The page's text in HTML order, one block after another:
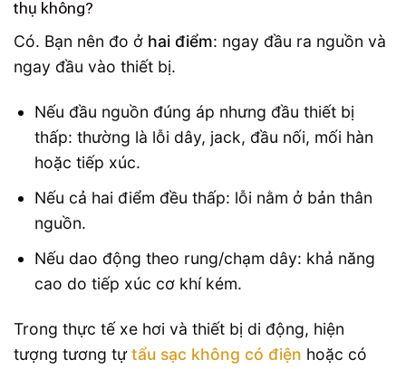
thụ không?
Có. Bạn nên đo ở hai điểm: ngay đầu ra nguồn và
ngay đầu vào thiết bị.
Nếu đầu nguồn đúng áp nhưng đầu thiết bị
thấp: thường là lỗi dây, jack, đầu nối, mối hàn
hoặc tiếp xúc.
Nếu cả hai điểm đều thấp: lỗi nằm ở bản thân
nguồn.
Nếu dao động theo rung/chạm dây: khả năng
cao do tiếp xúc cơ khí kém.
Trong thực tế xe hơi và thiết bị di động, hiện
tượng tương tựtẩu sạc không có điện hoặc có